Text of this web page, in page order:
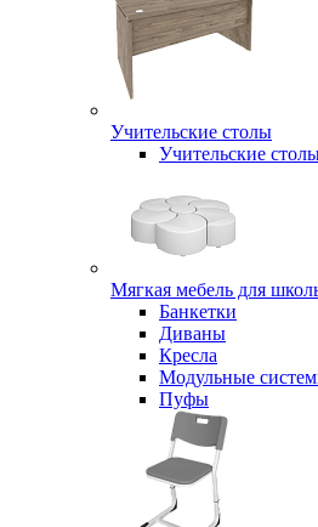
Учительские столы
Учительские
Мягкая мебель для
Банкетки
Диваны
Кресла
Модульные
Пуфы